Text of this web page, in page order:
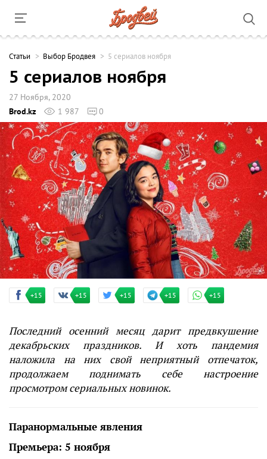
Cтатьи Выбор Бродвея 5 сериалов ноября
5 сериалов ноября
27 Ноября, 2020
Brod.kz
1 987 0
+15 +15 +15 +15 +15
Последний осенний месяц дарит предвкушение
декабрьских праздников. И хоть пандемия
наложила на них свой неприятный отпечаток,
продолжаем поднимать себе настроение
просмотром сериальных новинок.
Паранормальные явления
Премьера: 5 ноября